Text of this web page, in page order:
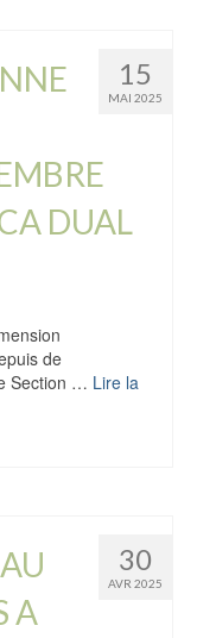
15
MAI 2025
DUAL
de
Section … Lire la
30
AVR 2025
A